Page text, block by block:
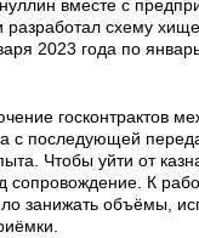
вместе с
схему
2023 года по
госконтрактов
с последующей
Чтобы уйти от
К
занижать объёмы,